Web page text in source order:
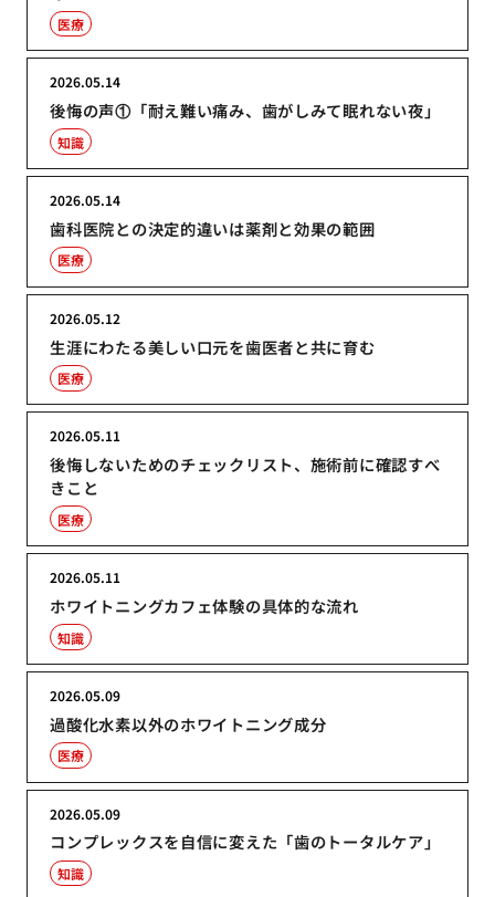
医療
後悔の声①「耐え難い痛み、歯がしみて眠れない夜」
2026.05.14
知識
歯科医院との決定的違いは薬剤と効果の範囲
2026.05.14
医療
生涯にわたる美しい口元を歯医者と共に育む
2026.05.12
医療
後悔しないためのチェックリスト、施術前に確認すべ
きこと
2026.05.11
医療
ホワイトニングカフェ体験の具体的な流れ
2026.05.11
知識
過酸化水素以外のホワイトニング成分
2026.05.09
医療
コンプレックスを自信に変えた「歯のトータルケア」
2026.05.09
知識